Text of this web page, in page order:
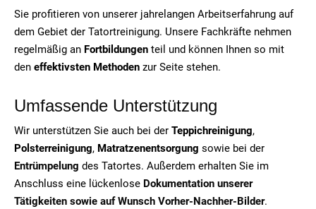
Sie profitieren von unserer jahrelangen Arbeitserfahrung auf
dem Gebiet der Tatortreinigung. Unsere Fachkräfte nehmen
regelmäßig an Fortbildungen teil und können Ihnen so mit
den effektivsten Methoden zur Seite stehen.
Umfassende Unterstützung
Wir unterstützen Sie auch bei der Teppichreinigung,
Polsterreinigung, Matratzenentsorgung sowie bei der
Entrümpelung des Tatortes. Außerdem erhalten Sie im
Anschluss eine lückenlose Dokumentation unserer
Tätigkeiten sowie auf Wunsch Vorher-Nachher-Bilder.